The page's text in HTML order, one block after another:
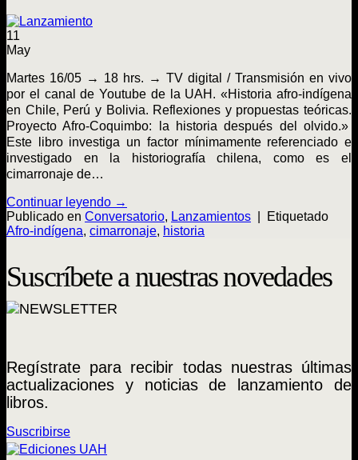
11
May
Martes 16/05 → 18 hrs. → TV digital / Transmisión en vivo
por el canal de Youtube de la UAH. «Historia afro-indígena
en Chile, Perú y Bolivia. Reflexiones y propuestas teóricas.
Proyecto Afro-Coquimbo: la historia después del olvido.»
Este libro investiga un factor mínimamente referenciado e
investigado en la historiografía chilena, como es el
cimarronaje de…
Continuar leyendo →
Publicado en Conversatorio, Lanzamientos
Etiquetado
Afro-indígena, cimarronaje, historia
Suscríbete a nuestras novedades
Regístrate para recibir todas nuestras últimas
actualizaciones y noticias de lanzamiento de
libros.
Suscribirse